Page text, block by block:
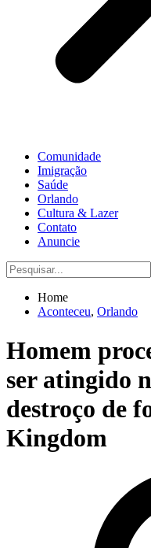
Comunidade
Imigração
Saúde
Orlando
Cultura & Lazer
Contato
Anuncie
Home
Aconteceu, Orlando
Homem
ser atingido
destroço de
Kingdom